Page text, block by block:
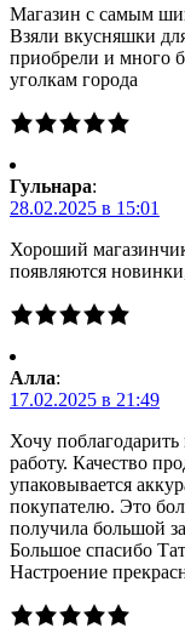
Магазин с самым
Взяли вкусняшки
приобрели и много
уголкам города
Гульнара:
28.02.2025 в 15:01
Хороший
появляются
Алла:
17.02.2025 в 21:49
Хочу
работу. Качество
упаковывается
покупателю. Это
получила большой
Большое спасибо
Настроение